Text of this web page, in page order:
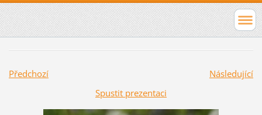
Předchozí
Následující
Spustit prezentaci